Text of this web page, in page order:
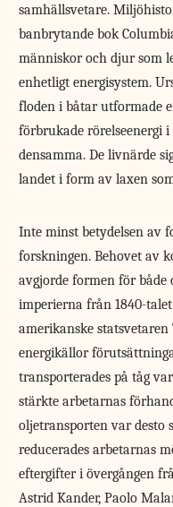
samhällsvetare.
banbrytande bok
människor och djur som
enhetligt energisystem.
floden i båtar utformade
förbrukade rörelseenergi
densamma. De livnärde
landet i form av laxen
Inte minst betydelsen av
forskningen. Behovet av
avgjorde formen för
imperierna från 1840-
amerikanske
energikällor
transporterades på tåg
stärkte arbetarnas
oljetransporten var desto
reducerades arbetarnas
eftergifter i övergången
Astrid Kander, Paolo